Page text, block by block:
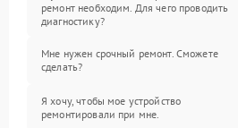
ремонт необходим. Для чего проводить
диагностику?
Мне нужен срочный ремонт. Сможете
сделать?
Я хочу, чтобы мое устройство
ремонтировали при мне.